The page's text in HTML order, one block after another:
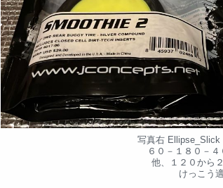
写真右 Ellipse_Slick
６０－１８０－
他、１２０から
けっこう適